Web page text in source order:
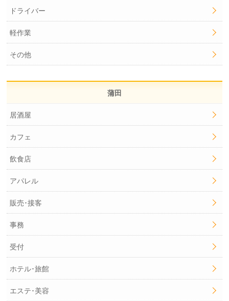
ドライバー
軽作業
その他
蒲田
居酒屋
カフェ
飲食店
アパレル
販売･接客
事務
受付
ホテル･旅館
エステ･美容